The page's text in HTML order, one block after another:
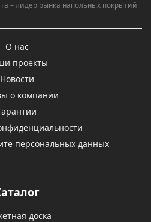
– лидер рынка напольных покрытий
О нас
проекты
Новости
о компании
персональных данных
доска